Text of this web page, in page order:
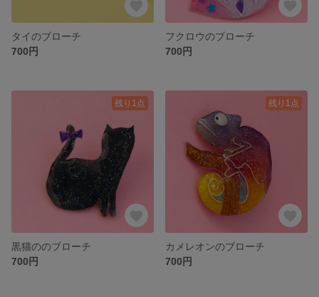
タイのブローチ
700円
フクロウのブローチ
700円
残り1点
黒猫ののブローチ
700円
残り1点
カメレオンのブローチ
700円